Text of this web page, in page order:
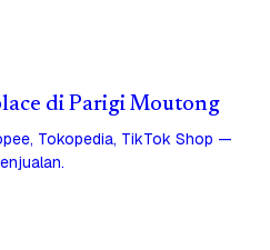
di Parigi Moutong
Tokopedia, TikTok Shop —